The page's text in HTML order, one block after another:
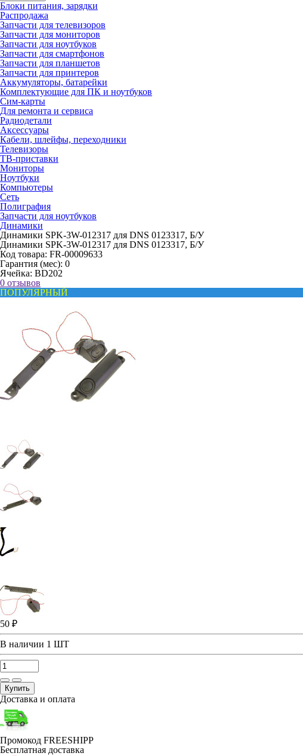
Блоки питания, зарядки
Распродажа
Запчасти для телевизоров
Запчасти для мониторов
Запчасти для ноутбуков
Запчасти для смартфонов
Запчасти для планшетов
Запчасти для принтеров
Аккумуляторы, батарейки
Комплектующие для ПК и ноутбуков
Сим-карты
Для ремонта и сервиса
Радиодетали
Аксессуары
Кабели, шлейфы, переходники
Телевизоры
ТВ-приставки
Мониторы
Ноутбуки
Компьютеры
Сеть
Полиграфия
Запчасти для ноутбуков
Динамики
Динамики SPK-3W-012317 для DNS 0123317, Б/У
Динамики SPK-3W-012317 для DNS 0123317, Б/У
Код товара: FR-00009633
Гарантия (мес): 0
Ячейка: BD202
0 отзывов
ПОПУЛЯРНЫЙ
50 ₽
В наличии 1 ШТ
Купить
Доставка и оплата
Промокод FREESHIPP
Бесплатная доставка